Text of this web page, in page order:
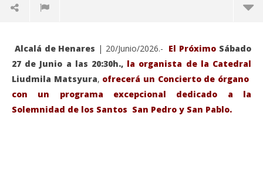
Alcalá de Henares | 20/Junio/2026.- El Próximo Sábado
27 de Junio a las 20:30h., la organista de la Catedral
Liudmila Matsyura, ofrecerá un Concierto de órgano
con un programa excepcional dedicado a la
Solemnidad de los Santos San Pedro y San Pablo.